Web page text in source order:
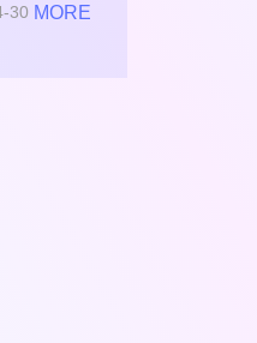
颁证书
30 MORE